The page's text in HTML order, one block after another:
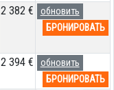
2 382 €
обновить
БРОНИРОВАТЬ
2 394 €
обновить
БРОНИРОВАТЬ